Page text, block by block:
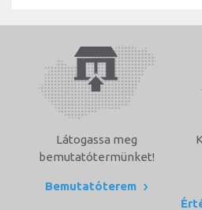
Látogassa meg
bemutatótermünket!
Bemutatóterem